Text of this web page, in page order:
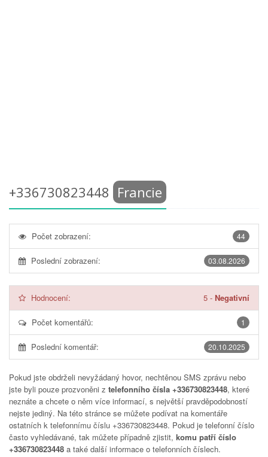
+336730823448 Francie
44
Počet zobrazení:
03.08.2026
Poslední zobrazení:
Hodnocení: 5 - Negativní
1
Počet komentářů:
20.10.2025
Poslední komentář:
Pokud jste obdrželi nevyžádaný hovor, nechtěnou SMS zprávu nebo
jste byli pouze prozvoněni z telefonního čísla +336730823448, které
neznáte a chcete o něm více informací, s největší pravděpodobností
nejste jediný. Na této stránce se můžete podívat na komentáře
ostatních k telefonnímu číslu +336730823448. Pokud je telefonní číslo
často vyhledávané, tak můžete případně zjistit, komu patří číslo
+336730823448 a také další informace o telefonních číslech.